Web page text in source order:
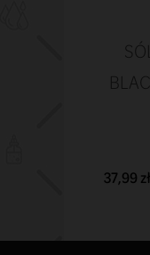
37,99 zł